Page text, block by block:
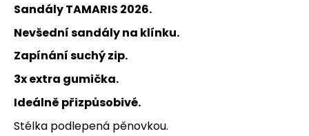
Sandály TAMARIS 2026.
Nevšední sandály na klínku.
Zapínání suchý zip.
3x extra gumička.
Ideálně přizpůsobivé.
Stélka podlepená pěnovkou.
D
o
p
o
r
u
č
u